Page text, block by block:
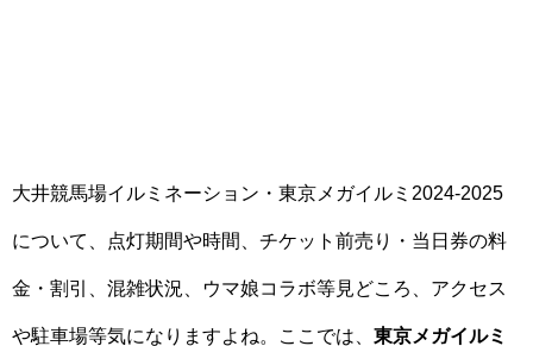
大井競馬場イルミネーション・東京メガイルミ2024-2025
について、点灯期間や時間、チケット前売り・当日券の料
金・割引、混雑状況、ウマ娘コラボ等見どころ、アクセス
や駐車場等気になりますよね。ここでは、 東京メガイルミ